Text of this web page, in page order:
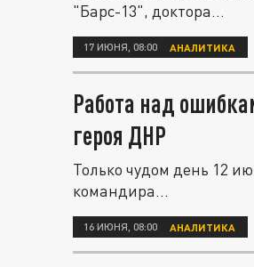
"Барс-13", доктора...
17 ИЮНЯ, 08:00 АНАЛИТИКА
Работа над
героя ДНР
Только чудом день 12
командира...
16 ИЮНЯ, 08:00 АНАЛИТИКА